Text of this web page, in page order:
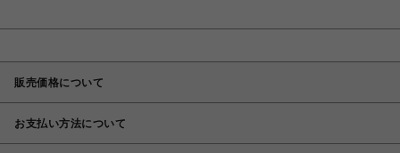
販売価格について
お支払い方法について